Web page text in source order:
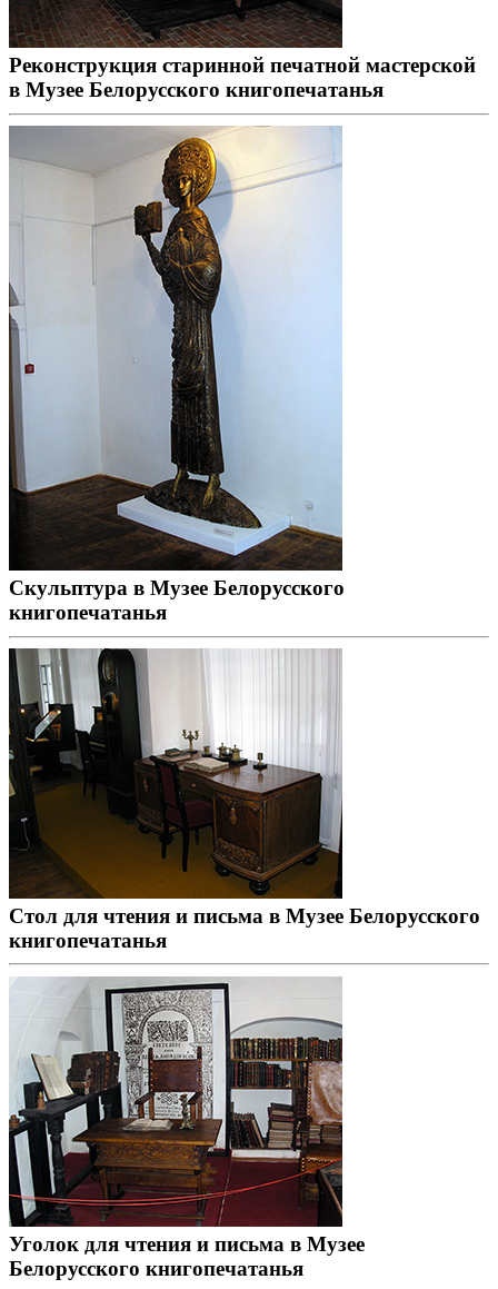
Реконструкция старинной печатной мастерской
в Музее Белорусского книгопечатанья
Скульптура в Музее Белорусского
книгопечатанья
Стол для чтения и письма в Музее Белорусского
книгопечатанья
Уголок для чтения и письма в Музее
Белорусского книгопечатанья